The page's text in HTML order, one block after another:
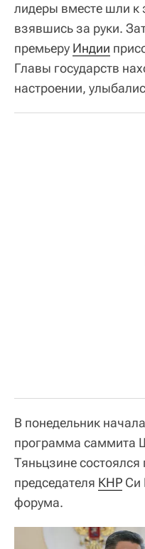
лидеры вместе шли к
взявшись за руки.
премьеру Индии
Главы государств
настроении,
В понедельник
программа саммита
Тяньцзине
председателя КНР Си
форума.